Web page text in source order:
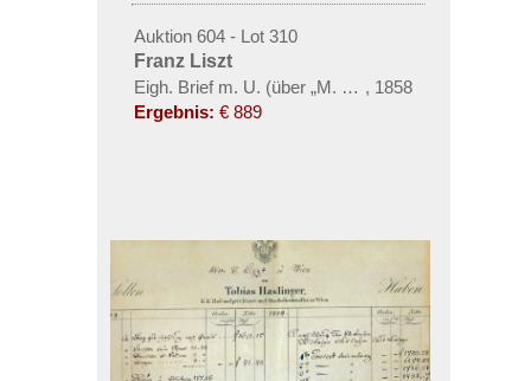
Auktion 604 - Lot 310
Franz Liszt
Eigh. Brief m. U. (über „M. Roth“)
, 1858
Ergebnis: € 889